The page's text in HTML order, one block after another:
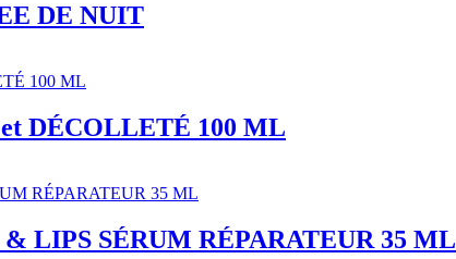
DE NUIT
DÉCOLLETÉ 100 ML
LIPS SÉRUM RÉPARATEUR 35 ML